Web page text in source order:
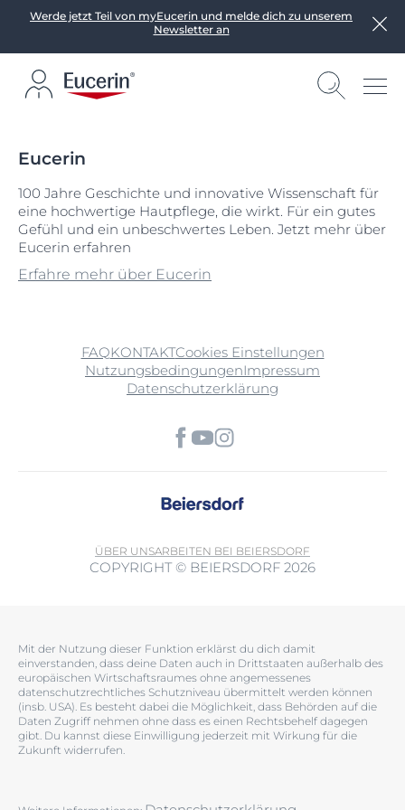
Werde jetzt Teil von myEucerin und melde dich zu unserem
Newsletter an
Eucerin
100 Jahre Geschichte und innovative Wissenschaft für
eine hochwertige Hautpflege, die wirkt. Für ein gutes
Gefühl und ein unbeschwertes Leben. Jetzt mehr über
Eucerin erfahren
Erfahre mehr über Eucerin
FAQKONTAKTCookies Einstellungen
NutzungsbedingungenImpressum
Datenschutzerklärung
ÜBER UNSARBEITEN BEI BEIERSDORF
COPYRIGHT © BEIERSDORF 2026
Mit der Nutzung dieser Funktion erklärst du dich damit
einverstanden, dass deine Daten auch in Drittstaaten außerhalb des
europäischen Wirtschaftsraumes ohne angemessenes
datenschutzrechtliches Schutzniveau übermittelt werden können
(insb. USA). Es besteht dabei die Möglichkeit, dass Behörden auf die
Daten Zugriff nehmen ohne dass es einen Rechtsbehelf dagegen
gibt. Du kannst diese Einwilligung jederzeit mit Wirkung für die
Zukunft widerrufen.